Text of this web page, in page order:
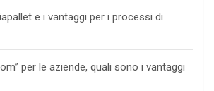
e i vantaggi per i processi di
per le aziende, quali sono i vantaggi